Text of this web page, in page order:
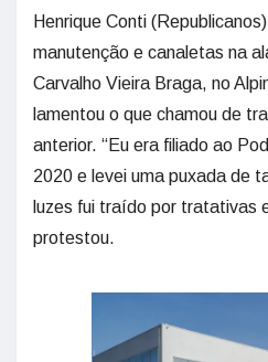
Henrique Conti
manutenção e canaletas na
Carvalho Vieira Braga, no
lamentou o que chamou de
anterior. “Eu era filiado ao
2020 e levei uma puxada de
luzes fui traído por tratativas
protestou.